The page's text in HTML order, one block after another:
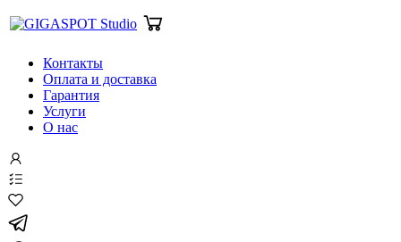
Контакты
Оплата и доставка
Гарантия
Услуги
О нас